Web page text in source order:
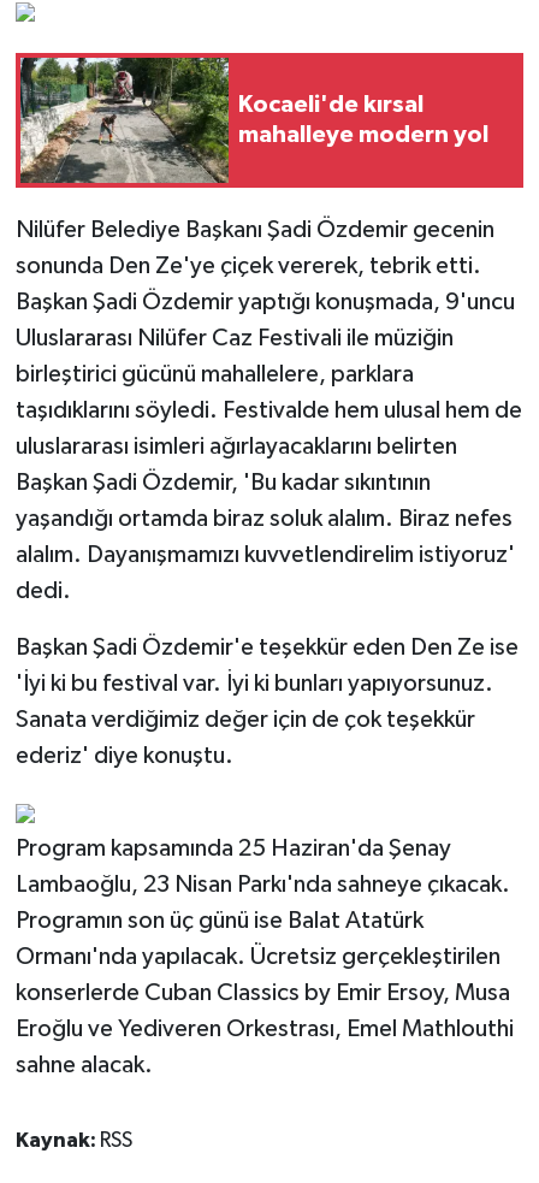
Kocaeli'de kırsal
mahalleye modern yol
Nilüfer Belediye Başkanı Şadi Özdemir gecenin
sonunda Den Ze'ye çiçek vererek, tebrik etti.
Başkan Şadi Özdemir yaptığı konuşmada, 9'uncu
Uluslararası Nilüfer Caz Festivali ile müziğin
birleştirici gücünü mahallelere, parklara
taşıdıklarını söyledi. Festivalde hem ulusal hem de
uluslararası isimleri ağırlayacaklarını belirten
Başkan Şadi Özdemir, 'Bu kadar sıkıntının
yaşandığı ortamda biraz soluk alalım. Biraz nefes
alalım. Dayanışmamızı kuvvetlendirelim istiyoruz'
dedi.
Başkan Şadi Özdemir'e teşekkür eden Den Ze ise
'İyi ki bu festival var. İyi ki bunları yapıyorsunuz.
Sanata verdiğimiz değer için de çok teşekkür
ederiz' diye konuştu.
Program kapsamında 25 Haziran'da Şenay
Lambaoğlu, 23 Nisan Parkı'nda sahneye çıkacak.
Programın son üç günü ise Balat Atatürk
Ormanı'nda yapılacak. Ücretsiz gerçekleştirilen
konserlerde Cuban Classics by Emir Ersoy, Musa
Eroğlu ve Yediveren Orkestrası, Emel Mathlouthi
sahne alacak.
Kaynak: RSS